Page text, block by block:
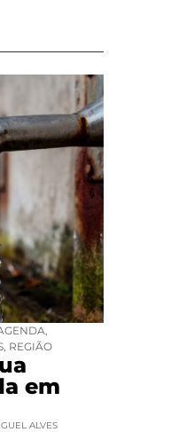
, REGIÃO
em
ALVES